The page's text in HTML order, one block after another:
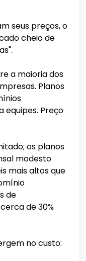
seus preços, o
cheio de
a maioria dos
Planos
equipes. Preço
os planos
modesto
mais altos que
de
de 30%
no custo: